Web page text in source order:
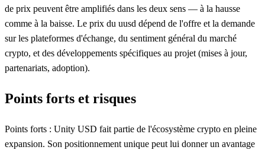
de prix peuvent être amplifiés dans les deux sens — à la hausse
comme à la baisse. Le prix du uusd dépend de l'offre et la demande
sur les plateformes d'échange, du sentiment général du marché
crypto, et des développements spécifiques au projet (mises à jour,
partenariats, adoption).
Points forts et risques
Points forts : Unity USD fait partie de l'écosystème crypto en pleine
expansion. Son positionnement unique peut lui donner un avantage